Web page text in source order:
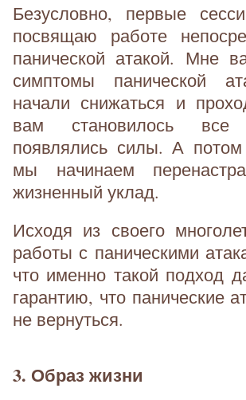
Безусловно, первые
посвящаю работе
панической атакой. Мне
симптомы панической
начали снижаться и
вам становилось
появлялись силы. А потом
мы начинаем
жизненный уклад.
Исходя из своего
работы с паническими
что именно такой подход
гарантию, что панические
не вернуться.
3. Образ жизни